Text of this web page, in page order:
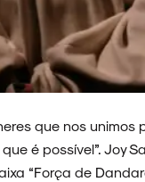
que nos unimos
é possível”. Joy
“Força de